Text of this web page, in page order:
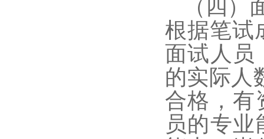
（四
根据笔试
面试人员
的实际人
合格，有
员的专